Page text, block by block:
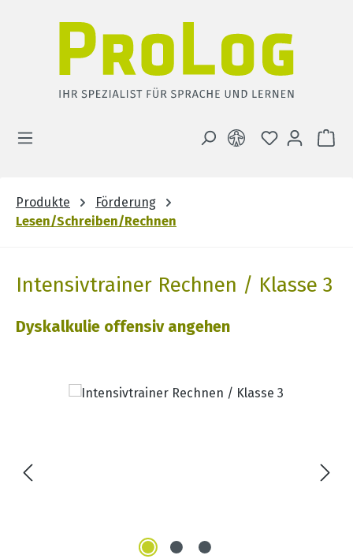
DU HAST 0
Produkte
Förderung
Lesen/Schreiben/Rechnen
Intensivtrainer Rechnen / Klasse 3
Dyskalkulie offensiv angehen
Bildergalerie überspringen